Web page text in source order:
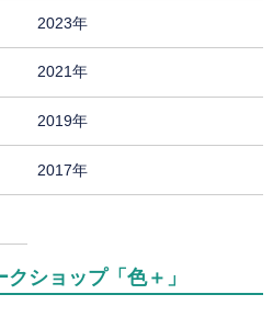
2023年
2021年
2019年
2017年
ショップ「色＋」